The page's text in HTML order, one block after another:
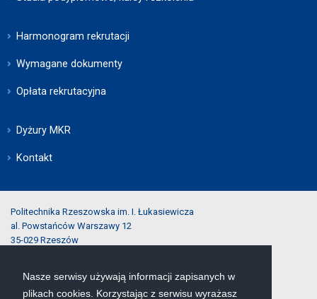
Nasze serwisy używają informacji zapisanych w
plikach cookies. Korzystając z serwisu wyrażasz
Harmonogram rekrutacji
Wymagane dokumenty
Opłata rekrutacyjna
Dyżury MKR
Kontakt
Politechnika Rzeszowska im. I. Łukasiewicza
al. Powstańców Warszawy 12
35-029 Rzeszów
tel.:(17) 743-25-40